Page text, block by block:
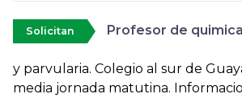
Solicitan Profesor de quimica
y parvularia. Colegio al sur de
media jornada matutina.